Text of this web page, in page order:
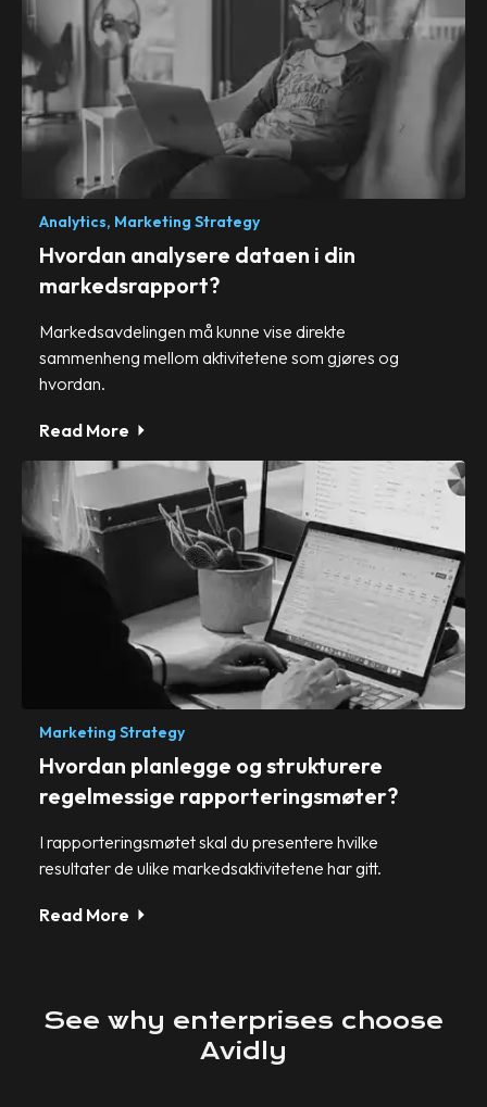
Analytics, Marketing Strategy
Hvordan analysere dataen i din
markedsrapport?
Markedsavdelingen må kunne vise direkte
sammenheng mellom aktivitetene som gjøres og
hvordan.
Read More
Marketing Strategy
Hvordan planlegge og strukturere
regelmessige rapporteringsmøter?
I rapporteringsmøtet skal du presentere hvilke
resultater de ulike markedsaktivitetene har gitt.
Read More
See why enterprises choose
Avidly